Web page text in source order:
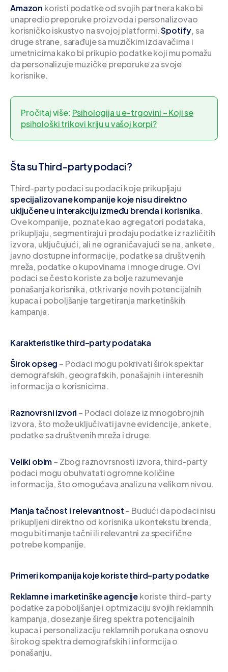
Amazon koristi podatke od svojih partnera kako bi
unapredio preporuke proizvoda i personalizovao
korisničko iskustvo na svojoj platformi.Spotify, sa
druge strane, sarađuje sa muzičkim izdavačima i
umetnicima kako bi prikupio podatke koji mu pomažu
da personalizuje muzičke preporuke za svoje
korisnike.
Pročitaj više: Psihologija u e-trgovini – Koji se
psihološki trikovi kriju u vašoj korpi?
Šta su Third-party podaci?
Third-party podaci su podaci koje prikupljaju
specijalizovane kompanije koje nisu direktno
uključene u interakciju između brenda i korisnika.
Ove kompanije, poznate kao agregatori podataka,
prikupljaju, segmentiraju i prodaju podatke iz različitih
izvora, uključujući, ali ne ograničavajući se na, ankete,
javno dostupne informacije, podatke sa društvenih
mreža, podatke o kupovinama i mnoge druge. Ovi
podaci se često koriste za bolje razumevanje
ponašanja korisnika, otkrivanje novih potencijalnih
kupaca i poboljšanje targetiranja marketinških
kampanja.
Karakteristike third-party podataka
Širok opseg – Podaci mogu pokrivati širok spektar
demografskih, geografskih, ponašajnih i interesnih
informacija o korisnicima.
Raznovrsni izvori – Podaci dolaze iz mnogobrojnih
izvora, što može uključivati javne evidencije, ankete,
podatke sa društvenih mreža i druge.
Veliki obim– Zbog raznovrsnosti izvora, third-party
podaci mogu obuhvatati ogromne količine
informacija, što omogućava analizu na velikom nivou.
Manja tačnost i relevantnost– Budući da podaci nisu
prikupljeni direktno od korisnika u kontekstu brenda,
mogu biti manje tačni ili relevantni za specifične
potrebe kompanije.
Primeri kompanija koje koriste third-party podatke
Reklamne i marketinške agencijekoriste third-party
podatke za poboljšanje i optmizaciju svojih reklamnih
kampanja, dosezanje šireg spektra potencijalnih
kupaca i personalizaciju reklamnih poruka na osnovu
širokog spektra demografskih i informcija o
ponašanju.